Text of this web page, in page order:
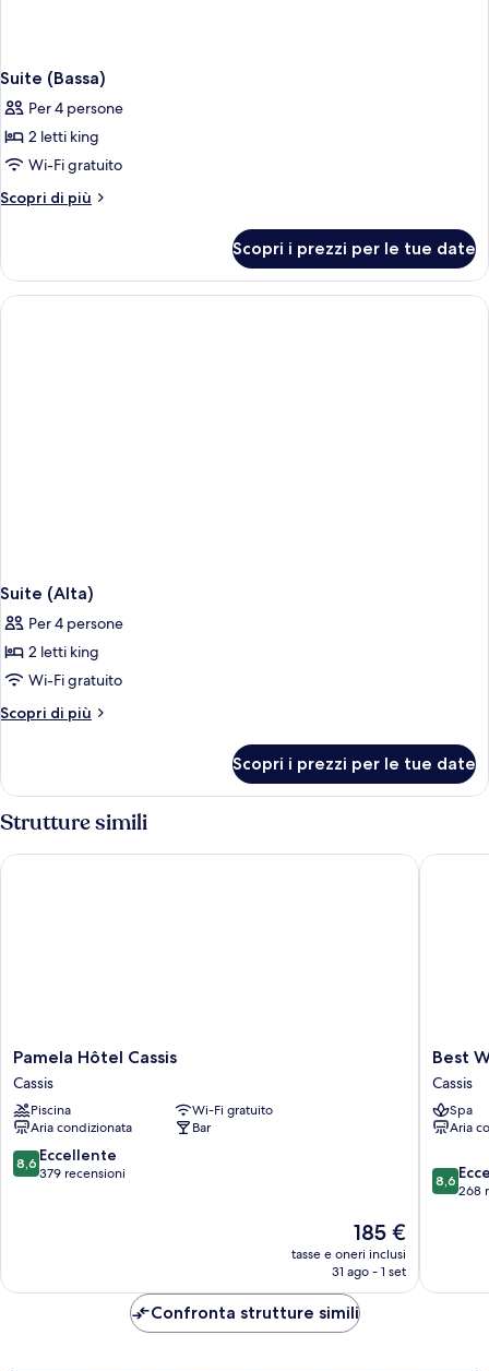
Suite (Bassa)
Per 4 persone
2 letti king
Wi-Fi gratuito
Scopri di più
Altri
(Bassa)
Scopri i prezzi per le tue date
Suite (Alta)
Per 4 persone
2 letti king
Wi-Fi gratuito
Scopri di più
Altri
(Alta)
Scopri i prezzi per le tue date
Strutture simili
Pamela
Hôtel
Cassis
Cassis
Pamela Hôtel Cassis
Cassis
Piscina
Wi-Fi gratuito
Aria condizionata
Bar
8.6
su
8,6 Eccellente
379 recensioni
Il
prezzo
attuale
185 €
185 €
tasse e oneri inclusi
31 ago - 1 set
Pamela Hôtel Cassis
Best
Western
Hotel
&
SPA
De
Cassis
Best
Cassis
Spa
Aria
8.6
su
8,6
268
Best
Confronta strutture simili